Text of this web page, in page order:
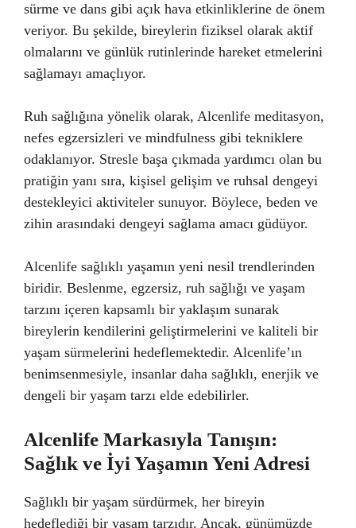
sürme ve dans gibi açık hava etkinliklerine de önem
veriyor. Bu şekilde, bireylerin fiziksel olarak aktif
olmalarını ve günlük rutinlerinde hareket etmelerini
sağlamayı amaçlıyor.
Ruh sağlığına yönelik olarak, Alcenlife meditasyon,
nefes egzersizleri ve mindfulness gibi tekniklere
odaklanıyor. Stresle başa çıkmada yardımcı olan bu
pratiğin yanı sıra, kişisel gelişim ve ruhsal dengeyi
destekleyici aktiviteler sunuyor. Böylece, beden ve
zihin arasındaki dengeyi sağlama amacı güdüyor.
Alcenlife sağlıklı yaşamın yeni nesil trendlerinden
biridir. Beslenme, egzersiz, ruh sağlığı ve yaşam
tarzını içeren kapsamlı bir yaklaşım sunarak
bireylerin kendilerini geliştirmelerini ve kaliteli bir
yaşam sürmelerini hedeflemektedir. Alcenlife’ın
benimsenmesiyle, insanlar daha sağlıklı, enerjik ve
dengeli bir yaşam tarzı elde edebilirler.
Alcenlife Markasıyla Tanışın:
Sağlık ve İyi Yaşamın Yeni Adresi
Sağlıklı bir yaşam sürdürmek, her bireyin
hedeflediği bir yaşam tarzıdır. Ancak, günümüzde